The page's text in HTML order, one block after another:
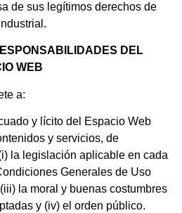
de sus legítimos derechos de
DEL
WEB
a:
y lícito del Espacio Web
y servicios, de
la legislación aplicable en cada
Generales de Uso
la moral y buenas costumbres
y (iv) el orden público.